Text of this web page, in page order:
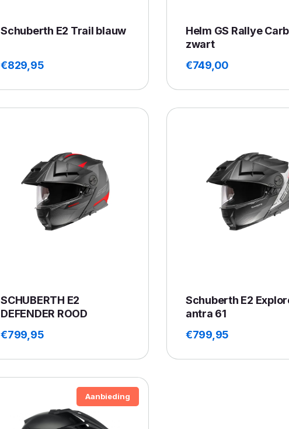
Schuberth E2 Trail blauw
€829,95
Helm GS Rallye
zwart
€749,00
SCHUBERTH E2
DEFENDER ROOD
€799,95
Schuberth E2
antra 61
€799,95
Aanbieding